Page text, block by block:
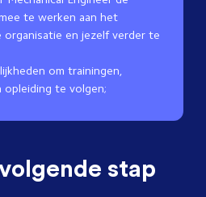
te werken aan het
organisatie en jezelf verder te
om trainingen,
opleiding te volgen;
stap